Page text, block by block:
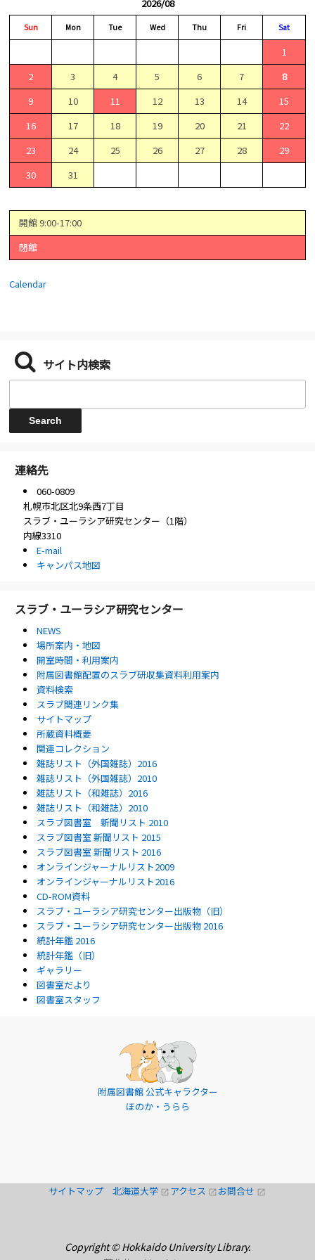
2026/08
Sun Mon Tue Wed Thu Fri Sat
1
2
3 4 5 6 7
8
9
10 11 12 13 14
15
16
17 18 19 20 21
22
23
24 25 26 27 28
29
30
31
開館 9:00-17:00
閉館
Calendar
サイト内検索
連絡先
060-0809
札幌市北区北9条西7丁目
スラブ・ユーラシア研究センター（1階）
内線3310
E-mail
キャンパス地図
スラブ・ユーラシア研究センター
NEWS
場所案内・地図
開室時間・利用案内
附属図書館配置のスラブ研収集資料利用案内
資料検索
スラブ関連リンク集
サイトマップ
所蔵資料概要
関連コレクション
雑誌リスト（外国雑誌）2016
雑誌リスト（外国雑誌）2010
雑誌リスト（和雑誌）2016
雑誌リスト（和雑誌）2010
スラブ図書室 新聞リスト 2010
スラブ図書室 新聞リスト 2015
スラブ図書室 新聞リスト 2016
オンラインジャーナルリスト2009
オンラインジャーナルリスト2016
CD-ROM資料
スラブ・ユーラシア研究センター出版物（旧）
スラブ・ユーラシア研究センター出版物 2016
統計年鑑 2016
統計年鑑（旧）
ギャラリー
図書室だより
図書室スタッフ
附属図書館 公式キャラクター
ほのか・うらら
サイトマップ北海道大学 open_in_newアクセス open_in_newお問合せ open_in_new
Copyright © Hokkaido University Library.